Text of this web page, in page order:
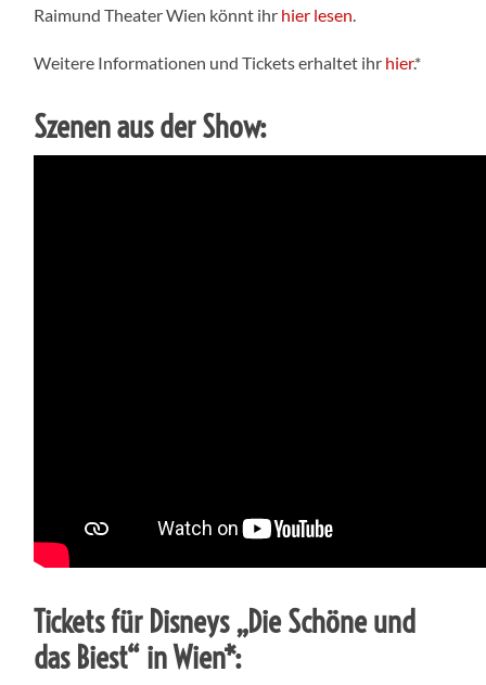
Raimund Theater Wien könnt ihr hier lesen
Weitere Informationen und Tickets erhaltet ihr hier.*
Szenen aus der Show:
Tickets für Disneys „Die Schöne und
das Biest“ in Wien*: